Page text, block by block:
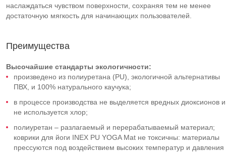
наслаждаться чувством поверхности, сохраняя тем не менее
достаточную мягкость для начинающих пользователей.
Преимущества
Высочайшие стандарты экологичности:
произведено из полиуретана (PU), экологичной альтернативы
ПВХ, и 100% натурального каучука;
в процессе производства не выделяется вредных диоксионов и
не используется хлор;
полиуретан – разлагаемый и перерабатываемый материал;
коврики для йоги INEX PU YOGA Mat не токсичны: материалы
прессуются под воздействием высоких температур и давления